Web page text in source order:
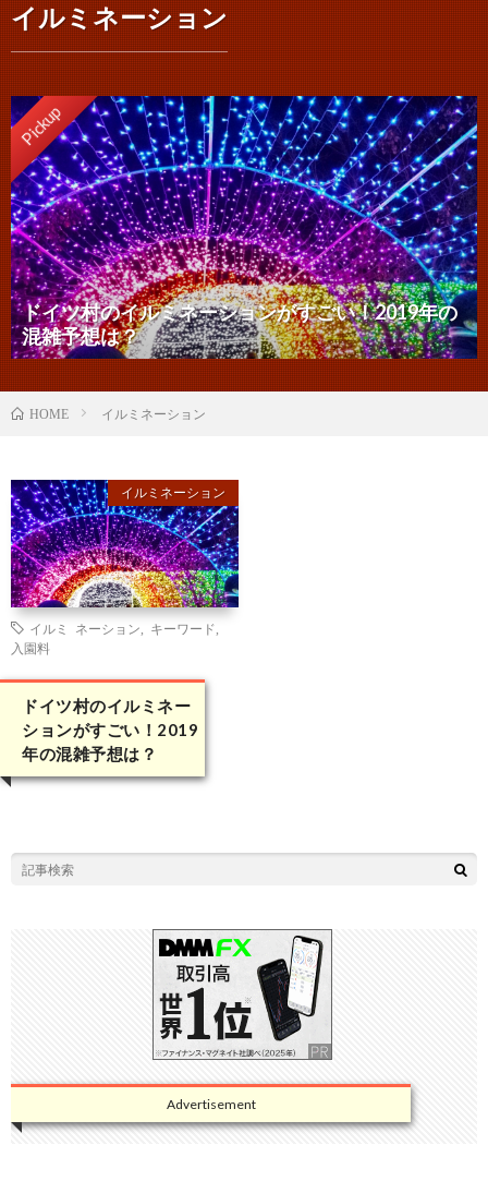
イルミネーション
Pickup
ドイツ村のイルミネーションがすごい！2019年の
混雑予想は？
HOME イルミネーション
イルミネーション
イルミ ネーション キーワード
入園料
ドイツ村のイルミネー
ションがすごい！2019
年の混雑予想は？
Advertisement